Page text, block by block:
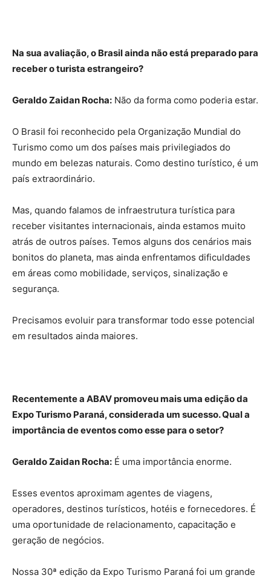
Na sua avaliação, o Brasil ainda não está preparado para
receber o turista estrangeiro?
Geraldo Zaidan Rocha: Não da forma como poderia estar.
O Brasil foi reconhecido pela Organização Mundial do
Turismo como um dos países mais privilegiados do
mundo em belezas naturais. Como destino turístico, é um
país extraordinário.
Mas, quando falamos de infraestrutura turística para
receber visitantes internacionais, ainda estamos muito
atrás de outros países. Temos alguns dos cenários mais
bonitos do planeta, mas ainda enfrentamos dificuldades
em áreas como mobilidade, serviços, sinalização e
segurança.
Precisamos evoluir para transformar todo esse potencial
em resultados ainda maiores.
Recentemente a ABAV promoveu mais uma edição da
Expo Turismo Paraná, considerada um sucesso. Qual a
importância de eventos como esse para o setor?
Geraldo Zaidan Rocha: É uma importância enorme.
Esses eventos aproximam agentes de viagens,
operadores, destinos turísticos, hotéis e fornecedores. É
uma oportunidade de relacionamento, capacitação e
geração de negócios.
Nossa 30ª edição da Expo Turismo Paraná foi um grande